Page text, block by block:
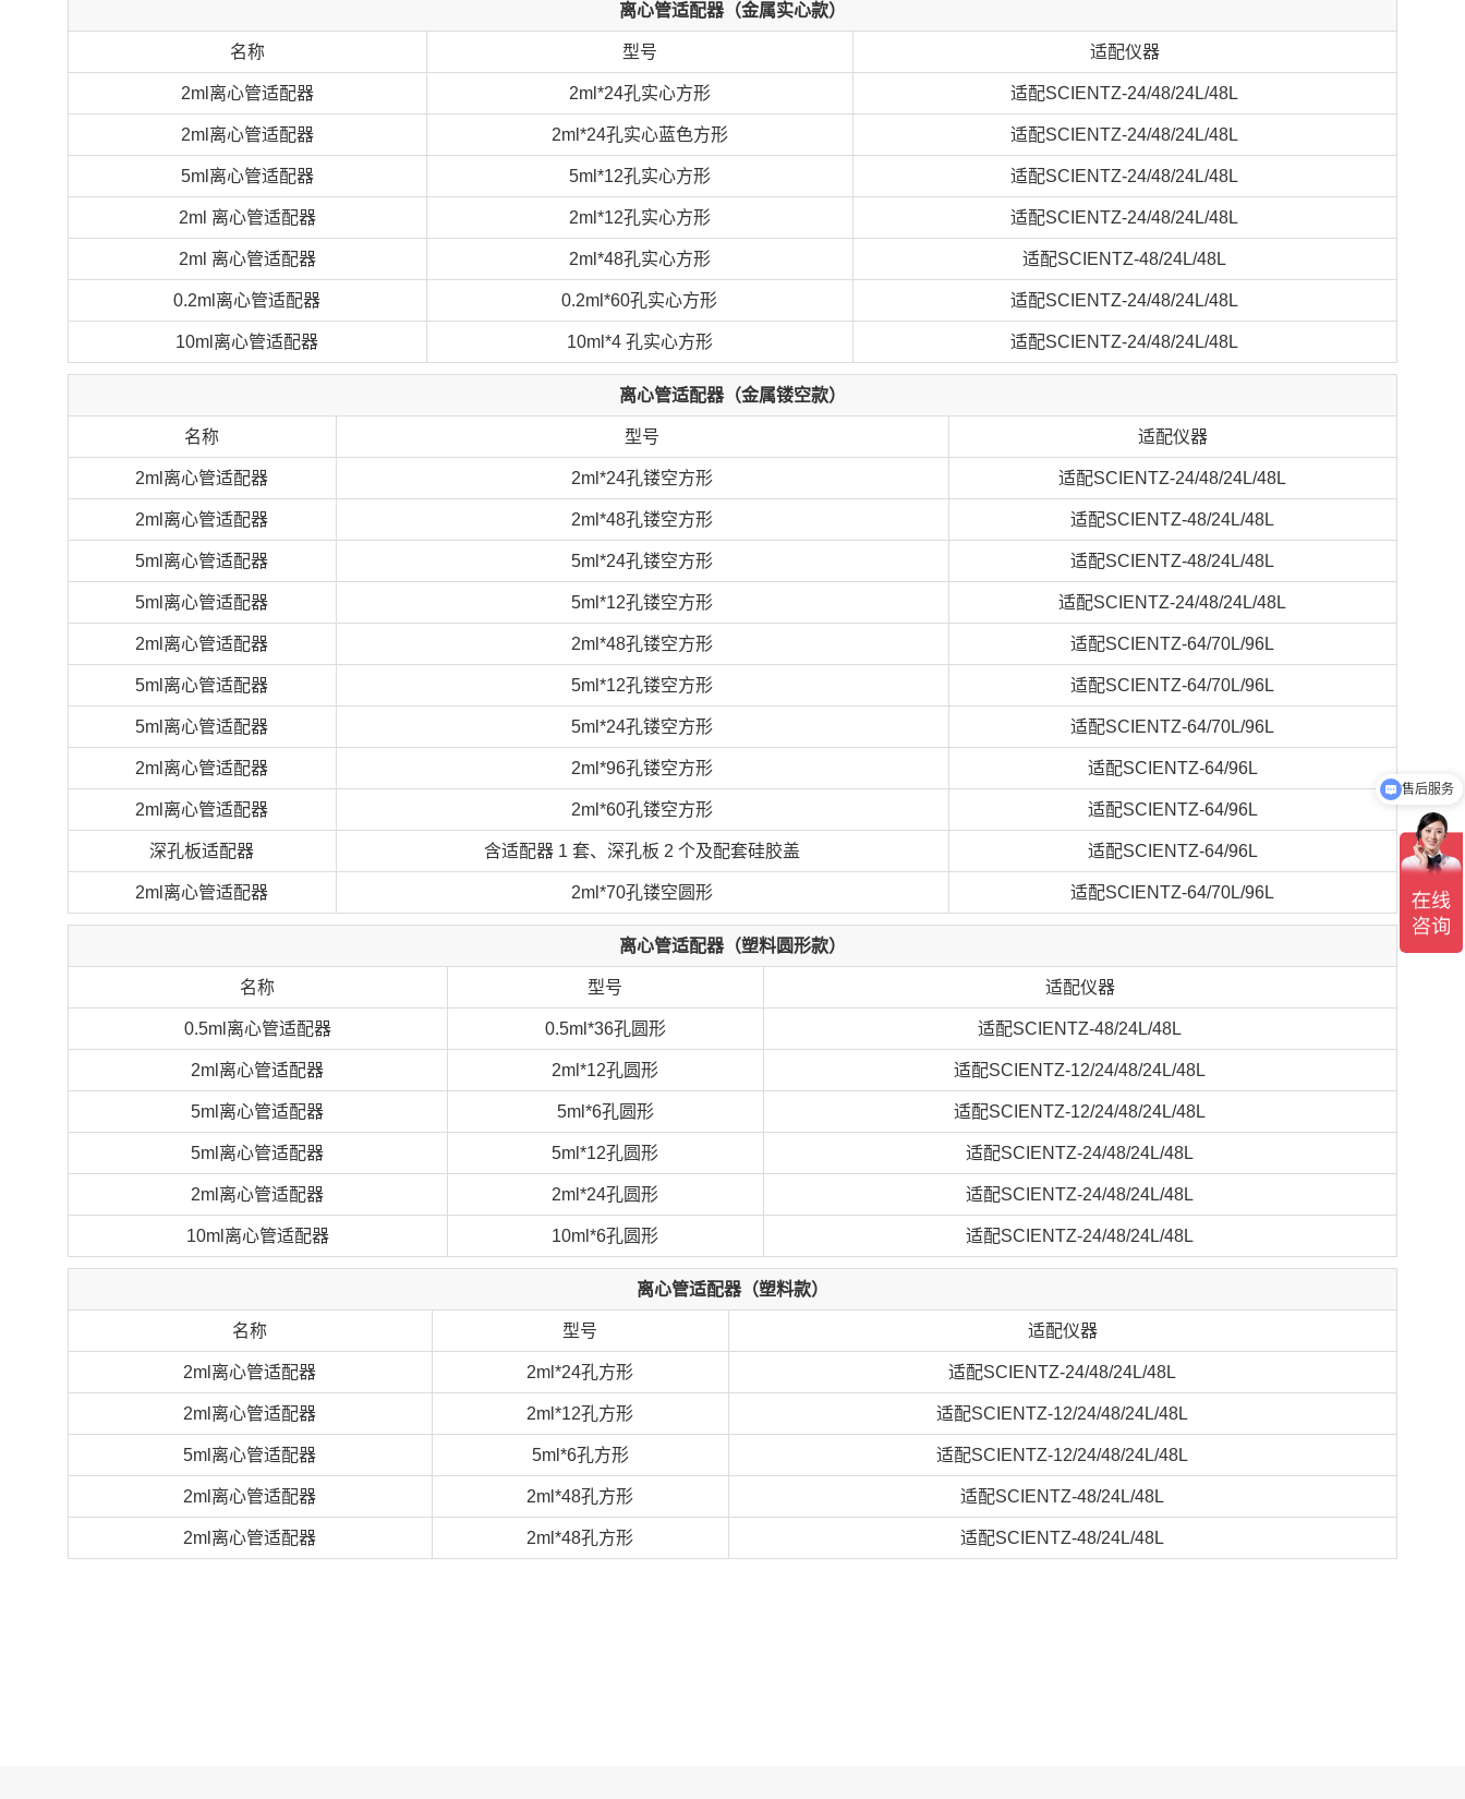
离心管适配器（金属实心款）
名称 型号 适配仪器
2ml离心管适配器 2ml*24孔实心方形 适配SCIENTZ-24/48/24L/48L
2ml离心管适配器 2ml*24孔实心蓝色方形 适配SCIENTZ-24/48/24L/48L
5ml离心管适配器 5ml*12孔实心方形 适配SCIENTZ-24/48/24L/48L
2ml 离心管适配器 2ml*12孔实心方形 适配SCIENTZ-24/48/24L/48L
2ml 离心管适配器 2ml*48孔实心方形 适配SCIENTZ-48/24L/48L
0.2ml离心管适配器 0.2ml*60孔实心方形 适配SCIENTZ-24/48/24L/48L
10ml离心管适配器 10ml*4 孔实心方形 适配SCIENTZ-24/48/24L/48L
离心管适配器（金属镂空款）
名称 型号 适配仪器
2ml离心管适配器 2ml*24孔镂空方形 适配SCIENTZ-24/48/24L/48L
2ml离心管适配器 2ml*48孔镂空方形 适配SCIENTZ-48/24L/48L
5ml离心管适配器 5ml*24孔镂空方形 适配SCIENTZ-48/24L/48L
5ml离心管适配器 5ml*12孔镂空方形 适配SCIENTZ-24/48/24L/48L
2ml离心管适配器 2ml*48孔镂空方形 适配SCIENTZ-64/70L/96L
5ml离心管适配器 5ml*12孔镂空方形 适配SCIENTZ-64/70L/96L
5ml离心管适配器 5ml*24孔镂空方形 适配SCIENTZ-64/70L/96L
2ml离心管适配器 2ml*96孔镂空方形 适配SCIENTZ-64/96L
2ml离心管适配器 2ml*60孔镂空方形 适配SCIENTZ-64/96L
深孔板适配器 含适配器 1 套、深孔板 2 个及配套硅胶盖 适配SCIENTZ-64/96L
2ml离心管适配器 2ml*70孔镂空圆形 适配SCIENTZ-64/70L/96L
离心管适配器（塑料圆形款）
名称 型号 适配仪器
0.5ml离心管适配器 0.5ml*36孔圆形 适配SCIENTZ-48/24L/48L
2ml离心管适配器 2ml*12孔圆形 适配SCIENTZ-12/24/48/24L/48L
5ml离心管适配器 5ml*6孔圆形 适配SCIENTZ-12/24/48/24L/48L
5ml离心管适配器 5ml*12孔圆形 适配SCIENTZ-24/48/24L/48L
2ml离心管适配器 2ml*24孔圆形 适配SCIENTZ-24/48/24L/48L
10ml离心管适配器 10ml*6孔圆形 适配SCIENTZ-24/48/24L/48L
离心管适配器（塑料款）
名称 型号 适配仪器
2ml离心管适配器 2ml*24孔方形 适配SCIENTZ-24/48/24L/48L
2ml离心管适配器 2ml*12孔方形 适配SCIENTZ-12/24/48/24L/48L
5ml离心管适配器 5ml*6孔方形 适配SCIENTZ-12/24/48/24L/48L
2ml离心管适配器 2ml*48孔方形 适配SCIENTZ-48/24L/48L
2ml离心管适配器 2ml*48孔方形 适配SCIENTZ-48/24L/48L
售后服务